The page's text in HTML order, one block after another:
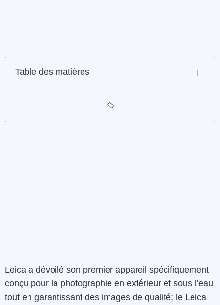
Table des matières
Leica a dévoilé son premier appareil spécifiquement
conçu pour la photographie en extérieur et sous l’eau
tout en garantissant des images de qualité; le Leica